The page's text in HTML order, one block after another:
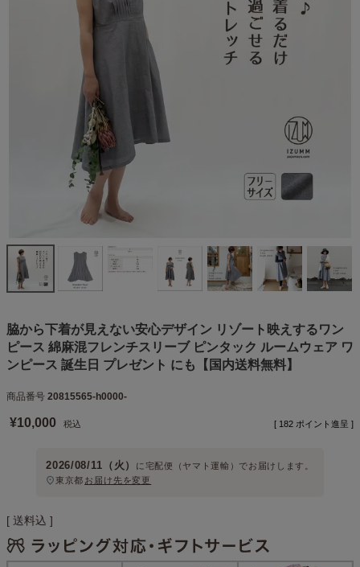
脇から下着が見えない安心デザイン リゾート映えするワン
ピース 綿麻混フレンチスリーブ ピンタック ルームウェア ワ
ンピース 誕生日 プレゼント にも【国内送料無料】
商品番号 20815565-h0000-
¥10,000 税込 [ 182 ポイント進呈 ]
2026/08/11（火） に 宅配便（ヤマト運輸） でお届けします。
東京都 お届け先を変更
送料込